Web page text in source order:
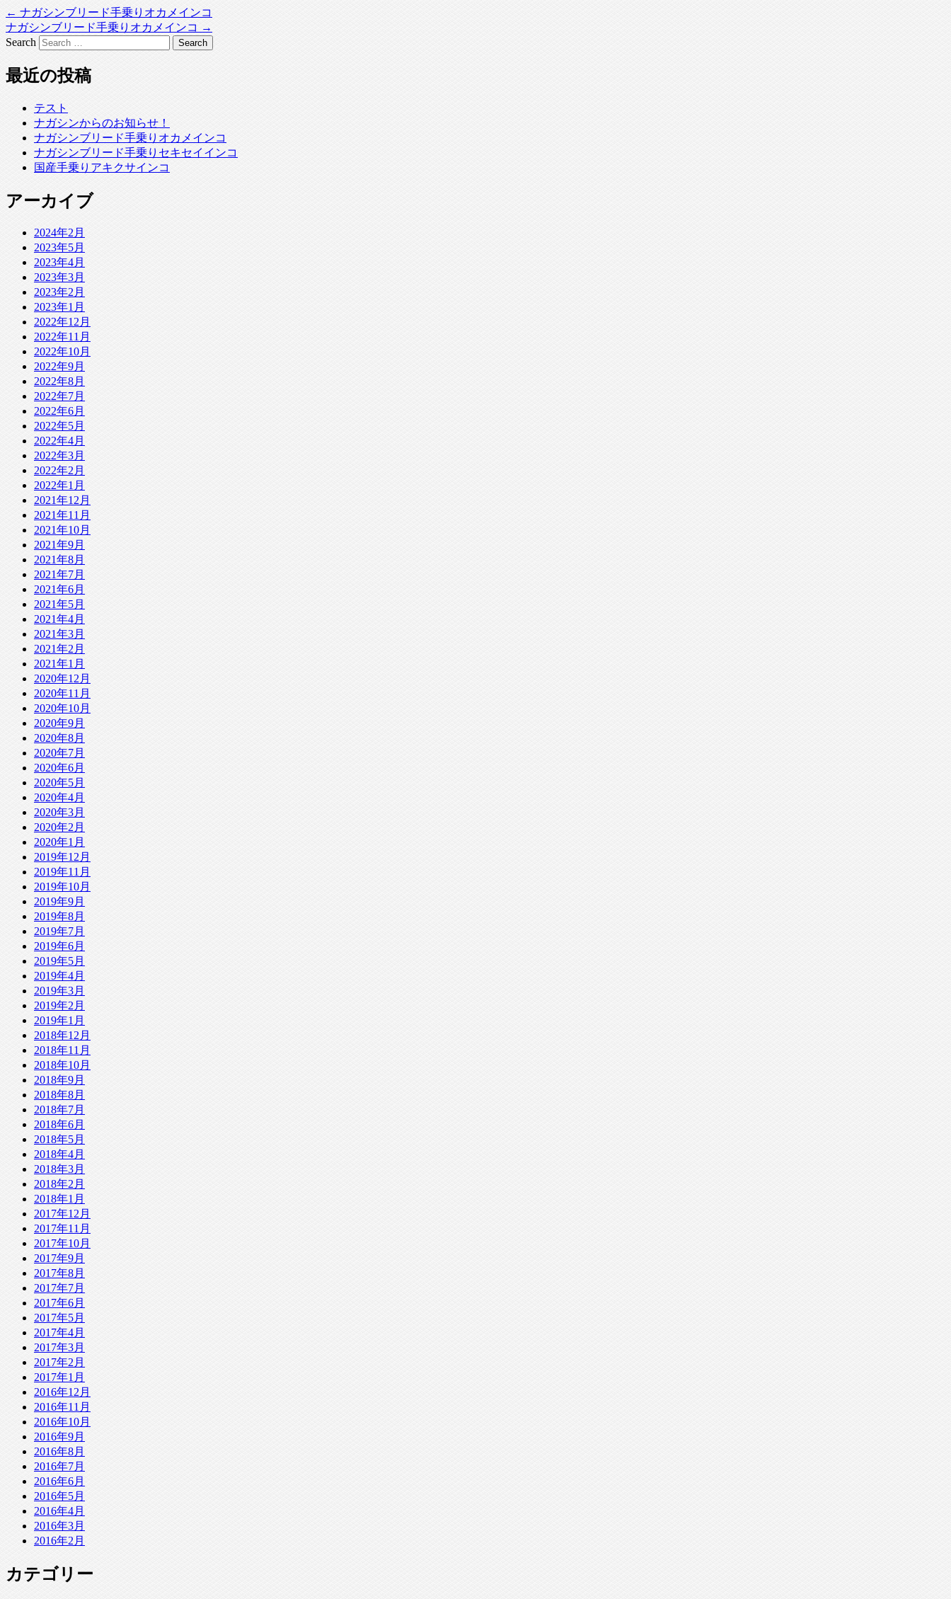
← ナガシンブリード手乗りオカメインコ
ナガシンブリード手乗りオカメインコ →
Search
最近の投稿
テスト
ナガシンからのお知らせ！
ナガシンブリード手乗りオカメインコ
ナガシンブリード手乗りセキセイインコ
国産手乗りアキクサインコ
アーカイブ
2024年2月
2023年5月
2023年4月
2023年3月
2023年2月
2023年1月
2022年12月
2022年11月
2022年10月
2022年9月
2022年8月
2022年7月
2022年6月
2022年5月
2022年4月
2022年3月
2022年2月
2022年1月
2021年12月
2021年11月
2021年10月
2021年9月
2021年8月
2021年7月
2021年6月
2021年5月
2021年4月
2021年3月
2021年2月
2021年1月
2020年12月
2020年11月
2020年10月
2020年9月
2020年8月
2020年7月
2020年6月
2020年5月
2020年4月
2020年3月
2020年2月
2020年1月
2019年12月
2019年11月
2019年10月
2019年9月
2019年8月
2019年7月
2019年6月
2019年5月
2019年4月
2019年3月
2019年2月
2019年1月
2018年12月
2018年11月
2018年10月
2018年9月
2018年8月
2018年7月
2018年6月
2018年5月
2018年4月
2018年3月
2018年2月
2018年1月
2017年12月
2017年11月
2017年10月
2017年9月
2017年8月
2017年7月
2017年6月
2017年5月
2017年4月
2017年3月
2017年2月
2017年1月
2016年12月
2016年11月
2016年10月
2016年9月
2016年8月
2016年7月
2016年6月
2016年5月
2016年4月
2016年3月
2016年2月
カテゴリー